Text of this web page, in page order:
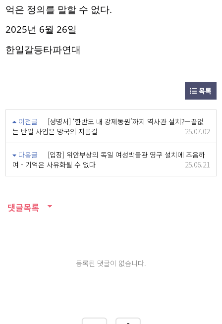
억은 정의를 말할 수 없다.
2025년 6월 26일
한일갈등타파연대
목록
이전글
[성명서] ‘한반도 내 강제동원’까지 역사관 설치?—끝없
는 반일 사업은 망국의 지름길
25.07.02
다음글
[입장] 위안부상의 독일 여성박물관 영구 설치에 즈음하
여 - 기억은 사유화될 수 없다
25.06.21
댓글목록
등록된 댓글이 없습니다.